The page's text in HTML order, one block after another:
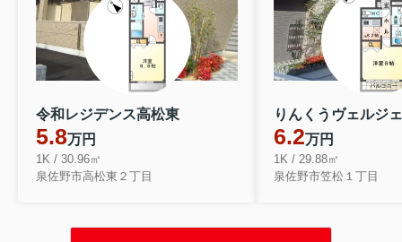
令和レジデンス高松東
5.8万円
1K / 30.96㎡
泉佐野市高松東２丁目
りんくうヴェルジェ
6.2万円
1K / 29.88㎡
泉佐野市笠松１丁目